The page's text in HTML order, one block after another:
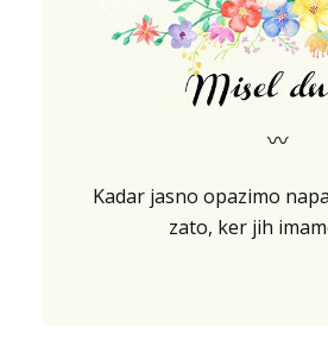
〰
Kadar jasno opazimo
zato, ker jih